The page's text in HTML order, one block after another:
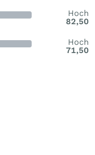
Hoch
82,50
Hoch
71,50